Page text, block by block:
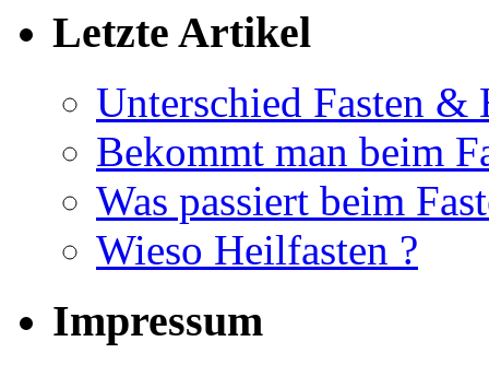
Letzte Artikel
Unterschied Fasten &
Bekommt man beim
Was passiert beim
Wieso Heilfasten ?
Impressum